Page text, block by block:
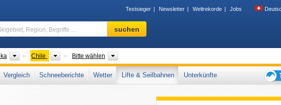
Testsieger Newsletter Weltrekorde Jobs
Skigebiet,
Region,
…
suchen
Kontinente
Chile LänderBitte wählen
Vergleich Schneeberichte Wetter Lifte & Seilbahnen
Unterkünfte
für